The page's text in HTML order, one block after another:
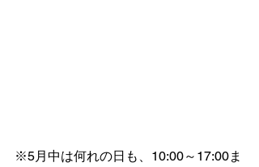
※5月中は何れの日も、10:00～17:00ま